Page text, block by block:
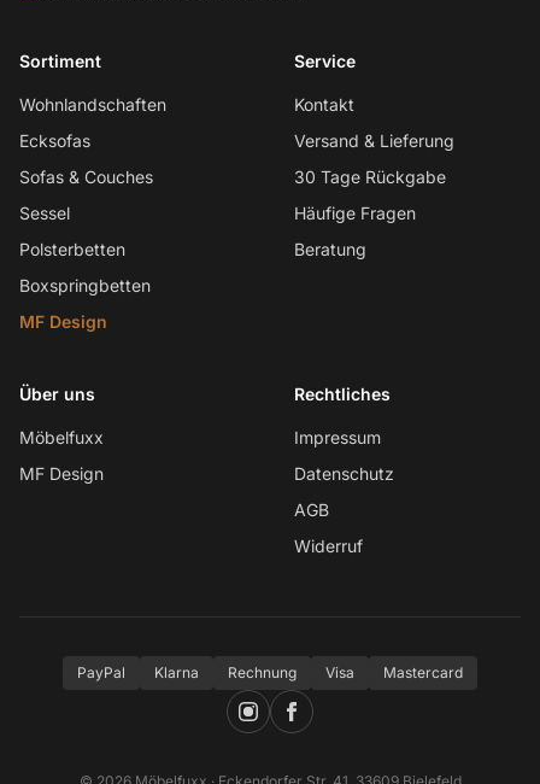
Sortiment
Wohnlandschaften
Ecksofas
Sofas & Couches
Sessel
Polsterbetten
Boxspringbetten
MF Design
Service
Kontakt
Versand & Lieferung
30 Tage Rückgabe
Häufige Fragen
Beratung
Über uns
Möbelfuxx
MF Design
Rechtliches
Impressum
Datenschutz
AGB
Widerruf
PayPal Klarna Rechnung Visa Mastercard